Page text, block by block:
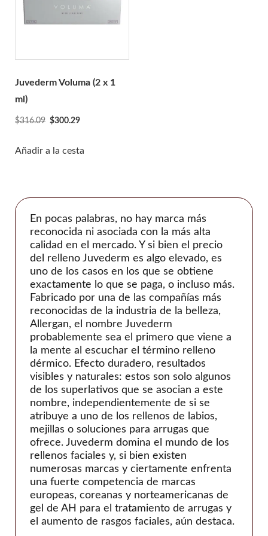
En pocas palabras, no hay marca más
reconocida ni asociada con la más alta
calidad en el mercado. Y si bien el precio
del relleno Juvederm es algo elevado, es
uno de los casos en los que se obtiene
exactamente lo que se paga, o incluso más.
Fabricado por una de las compañías más
reconocidas de la industria de la belleza,
Allergan, el nombre Juvederm
probablemente sea el primero que viene a
la mente al escuchar el término relleno
dérmico. Efecto duradero, resultados
visibles y naturales: estos son solo algunos
de los superlativos que se asocian a este
nombre, independientemente de si se
atribuye a uno de los rellenos de labios,
mejillas o soluciones para arrugas que
ofrece. Juvederm domina el mundo de los
rellenos faciales y, si bien existen
numerosas marcas y ciertamente enfrenta
una fuerte competencia de marcas
europeas, coreanas y norteamericanas de
gel de AH para el tratamiento de arrugas y
el aumento de rasgos faciales, aún destaca.
Juvederm Voluma (2 x 1
ml)
$316.09 El
original
$300.29
actual
Añadir a la cesta
Rejeunesse
RENÉE
Revanesse
Revofil
Revolax
Saypha
Sunekós
Zishel
FABRICANTES
Al otro lado de
bioplus
Biotecnología
caregen
Biografía de CG
CHA Meditech
Coscoí
Croma-Pharma
Médico Dongbang
Dongkook
ExoCoBio
Laboratorio de colinas forestales
I+D de Ganá
genoss
IBSA